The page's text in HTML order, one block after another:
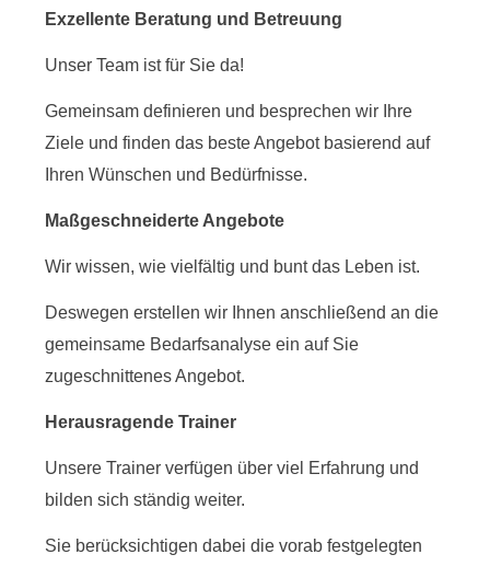
Exzellente Beratung und Betreuung
Unser Team ist für Sie da!
Gemeinsam definieren und besprechen wir Ihre
Ziele und finden das beste Angebot basierend auf
Ihren Wünschen und Bedürfnisse.
Maßgeschneiderte Angebote
Wir wissen, wie vielfältig und bunt das Leben ist.
Deswegen erstellen wir Ihnen anschließend an die
gemeinsame Bedarfsanalyse ein auf Sie
zugeschnittenes Angebot.
Herausragende Trainer
Unsere Trainer verfügen über viel Erfahrung und
bilden sich ständig weiter.
Sie berücksichtigen dabei die vorab festgelegten